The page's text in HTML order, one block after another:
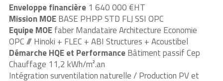
Enveloppe financière 1 640 000 €HT
Mission MOEBASE PHPP STD FLJ SSI OPC
Equipe MOEfaber Mandataire Architecture Economie
OPC /// Hinoki + FLEC + ABI Structures + Acoustibel
Démarche HQE et PerformanceBâtiment passif Cep
Chauffage 11,2 kWh/m².an
Intégration surventilation naturelle / Production PV et